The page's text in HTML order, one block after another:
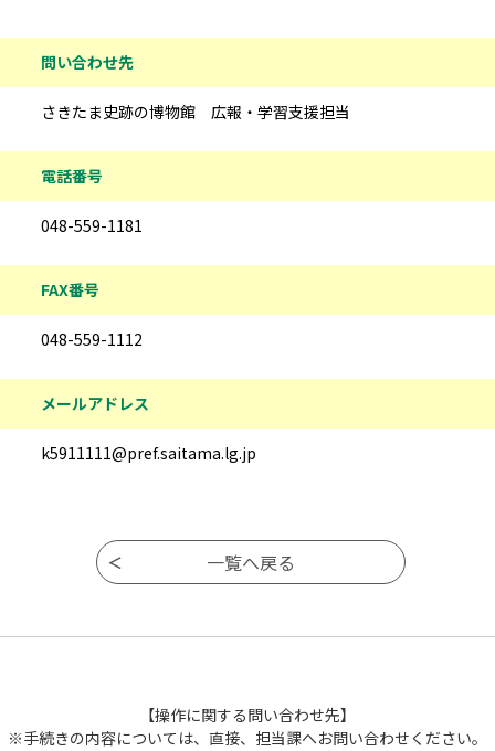
問い合わせ先
さきたま史跡の博物館 広報・学習支援担当
電話番号
048-559-1181
FAX番号
048-559-1112
メールアドレス
k5911111@pref.saitama.lg.jp
【操作に関する問い合わせ先】
※手続きの内容については、直接、担当課へお問い合わせください。